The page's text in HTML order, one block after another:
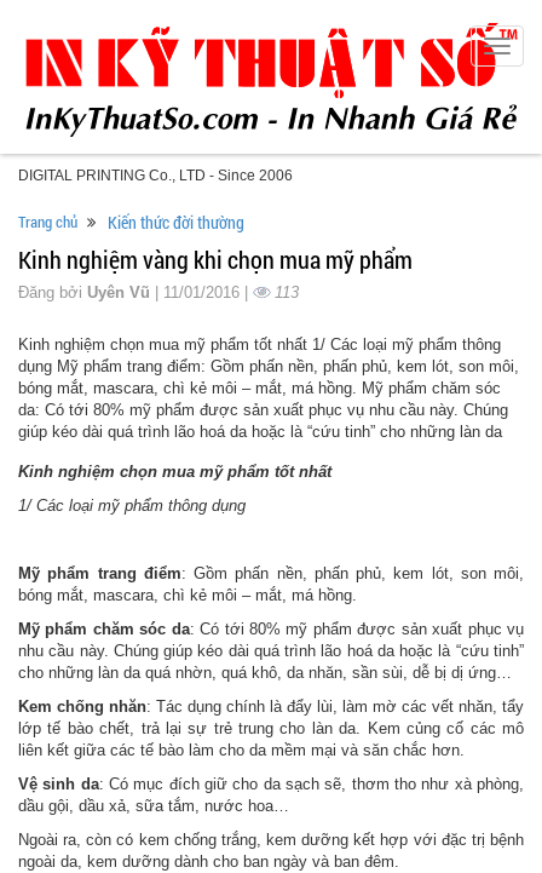
DIGITAL PRINTING Co., LTD - Since 2006
Toggle
Trang chủ Kiến thức đời thường
Kinh nghiệm vàng khi chọn mua mỹ phẩm
Đăng bởi Uyên Vũ | 11/01/2016 | 113
Kinh nghiệm chọn mua mỹ phẩm tốt nhất 1/ Các loại mỹ phẩm thông
dụng Mỹ phẩm trang điểm: Gồm phấn nền, phấn phủ, kem lót, son môi,
bóng mắt, mascara, chì kẻ môi – mắt, má hồng. Mỹ phẩm chăm sóc
da: Có tới 80% mỹ phẩm được sản xuất phục vụ nhu cầu này. Chúng
giúp kéo dài quá trình lão hoá da hoặc là “cứu tinh” cho những làn da
Kinh nghiệm chọn mua mỹ phẩm tốt nhất
1/ Các loại mỹ phẩm thông dụng
Mỹ phẩm trang điểm: Gồm phấn nền, phấn phủ, kem lót, son môi,
bóng mắt, mascara, chì kẻ môi – mắt, má hồng.
Mỹ phẩm chăm sóc da: Có tới 80% mỹ phẩm được sản xuất phục vụ
nhu cầu này. Chúng giúp kéo dài quá trình lão hoá da hoặc là “cứu tinh”
cho những làn da quá nhờn, quá khô, da nhăn, sần sùi, dễ bị dị ứng…
Kem chống nhăn: Tác dụng chính là đẩy lùi, làm mờ các vết nhăn, tẩy
lớp tế bào chết, trả lại sự trẻ trung cho làn da. Kem củng cố các mô
liên kết giữa các tế bào làm cho da mềm mại và săn chắc hơn.
Vệ sinh da: Có mục đích giữ cho da sạch sẽ, thơm tho như xà phòng,
dầu gội, dầu xả, sữa tắm, nước hoa…
Ngoài ra, còn có kem chống trắng, kem dưỡng kết hợp với đặc trị bệnh
ngoài da, kem dưỡng dành cho ban ngày và ban đêm.